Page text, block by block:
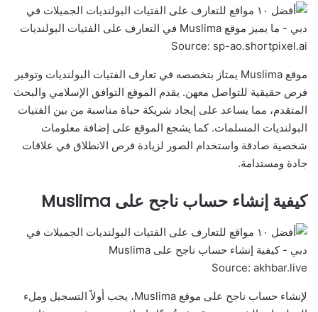
Source: sp-ao.shortpixel.ai
موقع Muslima يمتاز بتخصصه في تعارف الفتيات البولنديات وتوفير
فرص حقيقية للتواصل معهن. يقدم الموقع التوافق الإسلامي والبحث
المتقدم، مما يساعد على إيجاد شريكة حياة مناسبة من بين الفتيات
البولنديات المسلمات. كما يشجع الموقع على إضافة معلومات
شخصية صادقة واستخدام الصور لزيادة فرص الانطلاق في علاقات
جادة ومستدامة.
كيفية إنشاء حساب ناجح على Muslima
Source: akhbar.live
لإنشاء حساب ناجح على موقع Muslima، يجب أولاً التسجيل وملء